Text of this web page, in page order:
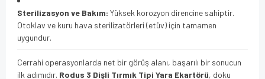
Sterilizasyon ve Bakım: Yüksek korozyon direncine sahiptir.
Otoklav ve kuru hava sterilizatörleri (etüv) için tamamen
uygundur.
Cerrahi operasyonlarda net bir görüş alanı, başarılı bir sonucun
ilk adımıdır. Rodus 3 Dişli Tırmık Tipi Yara Ekartörü, doku